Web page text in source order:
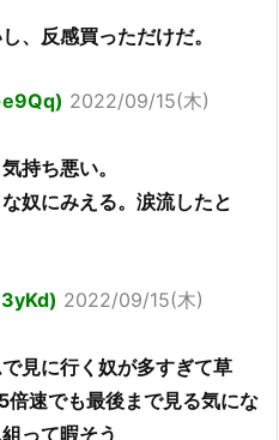
、反感買っただけだ。
2022/09/15(木)
持ち悪い。
奴にみえる。涙流したと
2022/09/15(木)
見に行く奴が多すぎて草
倍速でも最後まで見る気にな
って暇そう